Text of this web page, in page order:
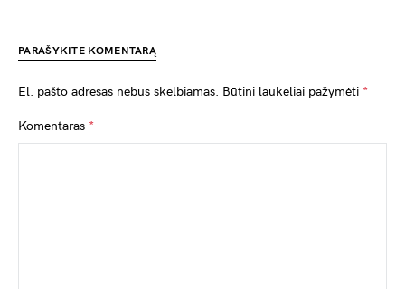
PARAŠYKITE KOMENTARĄ
El. pašto adresas nebus skelbiamas. Būtini laukeliai pažymėti *
Komentaras *